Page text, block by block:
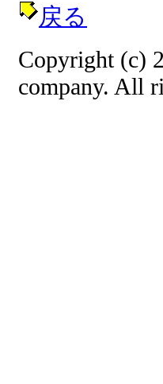
戻る
Copyright (c)
company. All